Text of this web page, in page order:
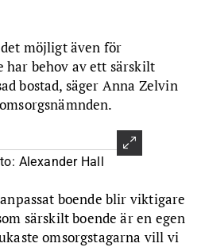
möjligt även för
har behov av ett särskilt
bostad, säger Anna Zelvin
Alexander Hall
boende blir viktigare
särskilt boende är en egen
omsorgstagarna vill vi